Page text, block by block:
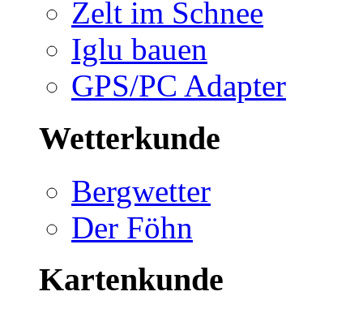
Zelt im Schnee
Iglu bauen
GPS/PC Adapter
Wetterkunde
Bergwetter
Der Föhn
Kartenkunde